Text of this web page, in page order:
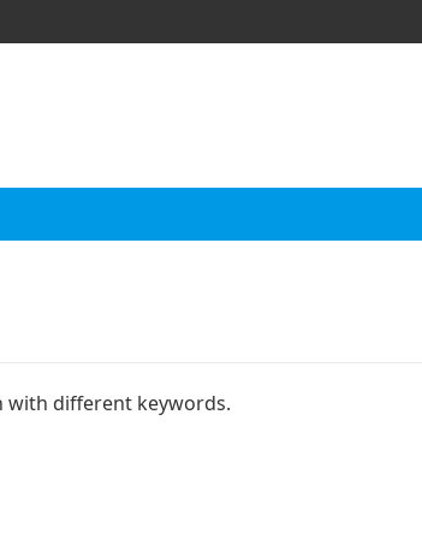
with different keywords.